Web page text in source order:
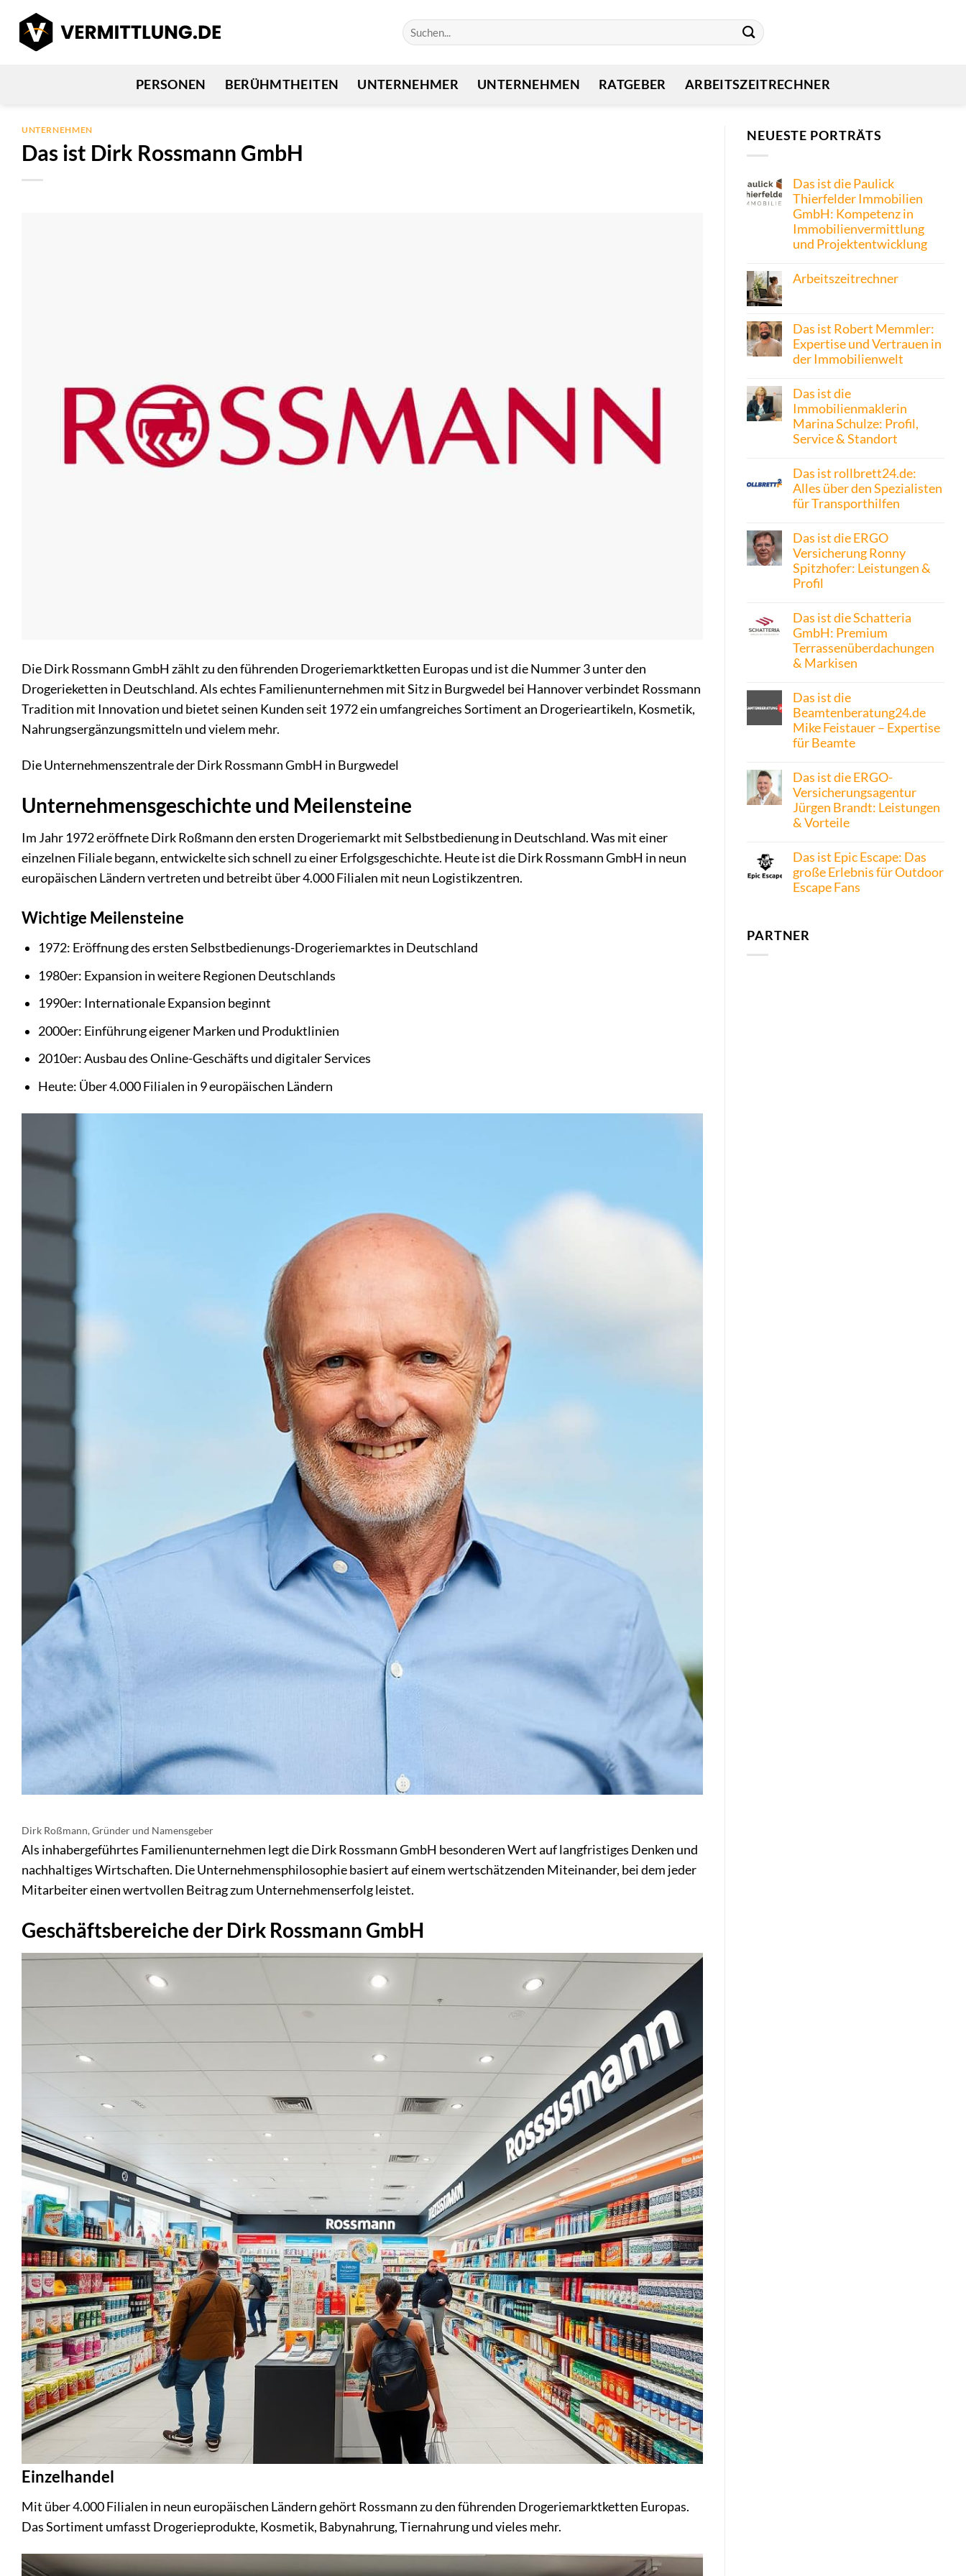
Inhalt
springen
PERSONEN BERÜHMTHEITEN UNTERNEHMER UNTERNEHMEN RATGEBER ARBEITSZEITRECHNER
UNTERNEHMEN
Das ist Dirk Rossmann GmbH
Die Dirk Rossmann GmbH zählt zu den führenden Drogeriemarktketten Europas und ist die Nummer 3 unter den
Drogerieketten in Deutschland. Als echtes Familienunternehmen mit Sitz in Burgwedel bei Hannover verbindet Rossmann
Tradition mit Innovation und bietet seinen Kunden seit 1972 ein umfangreiches Sortiment an Drogerieartikeln, Kosmetik,
Nahrungsergänzungsmitteln und vielem mehr.
Die Unternehmenszentrale der Dirk Rossmann GmbH in Burgwedel
Unternehmensgeschichte und Meilensteine
Im Jahr 1972 eröffnete Dirk Roßmann den ersten Drogeriemarkt mit Selbstbedienung in Deutschland. Was mit einer
einzelnen Filiale begann, entwickelte sich schnell zu einer Erfolgsgeschichte. Heute ist die Dirk Rossmann GmbH in neun
europäischen Ländern vertreten und betreibt über 4.000 Filialen mit neun Logistikzentren.
Wichtige Meilensteine
1972: Eröffnung des ersten Selbstbedienungs-Drogeriemarktes in Deutschland
1980er: Expansion in weitere Regionen Deutschlands
1990er: Internationale Expansion beginnt
2000er: Einführung eigener Marken und Produktlinien
2010er: Ausbau des Online-Geschäfts und digitaler Services
Heute: Über 4.000 Filialen in 9 europäischen Ländern
Dirk Roßmann, Gründer und Namensgeber
Als inhabergeführtes Familienunternehmen legt die Dirk Rossmann GmbH besonderen Wert auf langfristiges Denken und
nachhaltiges Wirtschaften. Die Unternehmensphilosophie basiert auf einem wertschätzenden Miteinander, bei dem jeder
Mitarbeiter einen wertvollen Beitrag zum Unternehmenserfolg leistet.
Geschäftsbereiche der Dirk Rossmann GmbH
Einzelhandel
Mit über 4.000 Filialen in neun europäischen Ländern gehört Rossmann zu den führenden Drogeriemarktketten Europas.
Das Sortiment umfasst Drogerieprodukte, Kosmetik, Babynahrung, Tiernahrung und vieles mehr.
NEUESTE PORTRÄTS
Das ist die Paulick
Thierfelder Immobilien
GmbH: Kompetenz in
Immobilienvermittlung
und Projektentwicklung
Arbeitszeitrechner
Das ist Robert Memmler:
Expertise und Vertrauen in
der Immobilienwelt
Das ist die
Immobilienmaklerin
Marina Schulze: Profil,
Service & Standort
Das ist rollbrett24.de:
Alles über den Spezialisten
für Transporthilfen
Das ist die ERGO
Versicherung Ronny
Spitzhofer: Leistungen &
Profil
Das ist die Schatteria
GmbH: Premium
Terrassenüberdachungen
& Markisen
Das ist die
Beamtenberatung24.de
Mike Feistauer – Expertise
für Beamte
Das ist die ERGO-
Versicherungsagentur
Jürgen Brandt: Leistungen
& Vorteile
Das ist Epic Escape: Das
große Erlebnis für Outdoor
Escape Fans
PARTNER